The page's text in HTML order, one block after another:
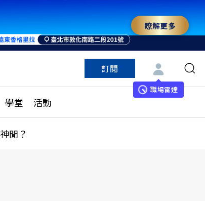
瞭解更多
訂閱
職場雷達
學堂 活動
案
特色頻道
閒？